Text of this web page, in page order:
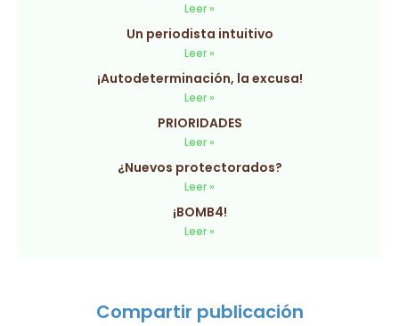
Leer »
Un periodista intuitivo
Leer »
¡Autodeterminación, la excusa!
Leer »
PRIORIDADES
Leer »
¿Nuevos protectorados?
Leer »
¡BOMB4!
Leer »
Compartir publicación